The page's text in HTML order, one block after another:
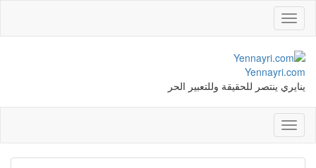
Toggle
navigation
Yennayri.com
ينايري ينتصر للحقيقة وللتعبير الحر
Toggle
navigation